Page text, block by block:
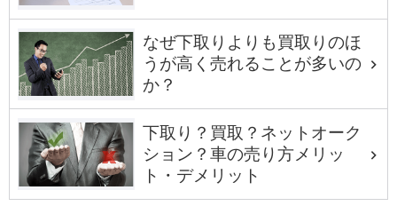
なぜ下取りよりも買取りのほ
うが高く売れることが多いの
か？
下取り？買取？ネットオーク
ション？車の売り方メリッ
ト・デメリット